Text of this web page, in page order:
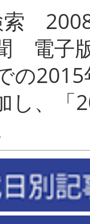
索
電子
の
し、「